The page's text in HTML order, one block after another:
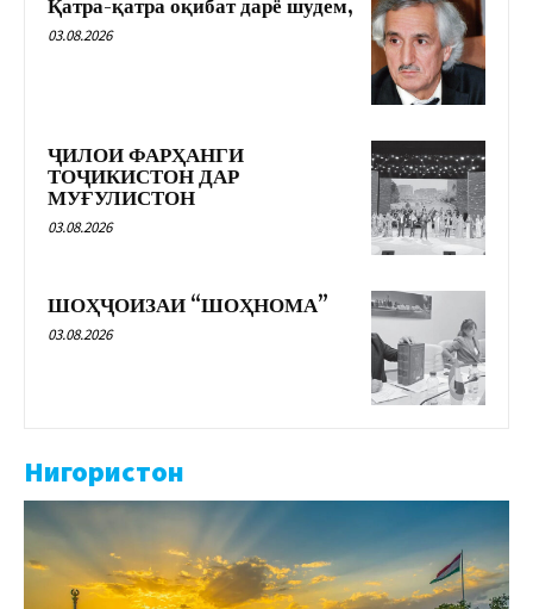
Қатра-қатра оқибат дарё шудем,
03.08.2026
ҶИЛОИ ФАРҲАНГИ
ТОҶИКИСТОН ДАР
МУҒУЛИСТОН
03.08.2026
ШОҲҶОИЗАИ “ШОҲНОМА”
03.08.2026
Нигористон